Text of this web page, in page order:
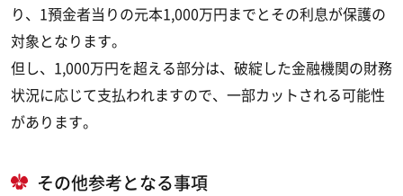
り、1預金者当りの元本1,000万円までとその利息が保護の
対象となります。
但し、1,000万円を超える部分は、破綻した金融機関の財務
状況に応じて支払われますので、一部カットされる可能性
があります。
その他参考となる事項